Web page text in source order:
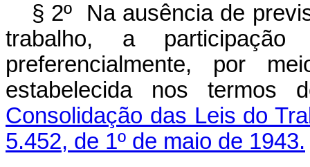
§ 2º Na ausência de
trabalho, a
preferencialmente, por
estabelecida nos termos
Consolidação das Leis do
5.452, de 1º de maio de 1943.